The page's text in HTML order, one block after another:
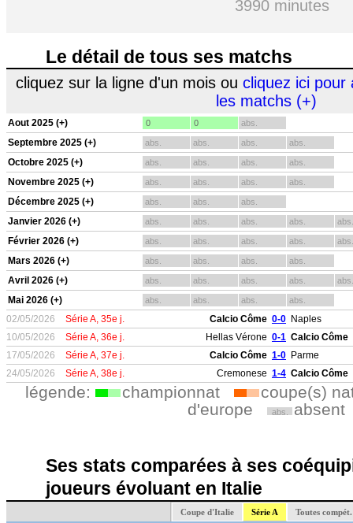
3990 minutes
Le détail de tous ses matchs
cliquez sur la ligne d'un mois ou cliquez ici pour
les matchs (+)
Aout 2025 (+) 0 0 abs.
Septembre 2025 (+) abs. abs. abs. abs.
Octobre 2025 (+) abs. abs. abs. abs.
Novembre 2025 (+) abs. abs. abs. abs.
Décembre 2025 (+) abs. abs. abs.
Janvier 2026 (+) abs. abs. abs. abs. abs.
Février 2026 (+) abs. abs. abs. abs. abs.
Mars 2026 (+) abs. abs. abs. abs.
Avril 2026 (+) abs. abs. abs. abs. abs.
Mai 2026 (+) abs. abs. abs. abs.
02/05/2026 Série A, 35e j. Calcio Côme 0-0 Naples
10/05/2026
Série A, 36e j. Hellas Vérone 0-1 Calcio Côme
17/05/2026
Série A, 37e j. Calcio Côme 1-0 Parme
24/05/2026
Série A, 38e j. Cremonese 1-4 Calcio Côme
légende: championnat
coupe(s)
d'europe
abs. absent
Ses stats comparées à ses
joueurs évoluant en Italie
Coupe d'Italie Série A Toutes compét.